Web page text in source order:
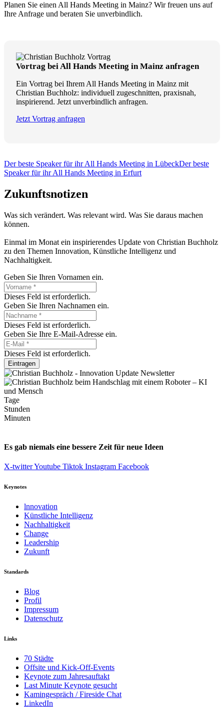
Planen Sie einen All Hands Meeting in Mainz? Wir freuen uns auf
Ihre Anfrage und beraten Sie unverbindlich.
Vortrag bei All Hands Meeting in Mainz anfragen
Ein Vortrag bei Ihrem All Hands Meeting in Mainz mit
Christian Buchholz: individuell zugeschnitten, praxisnah,
inspirierend. Jetzt unverbindlich anfragen.
Jetzt Vortrag anfragen
Der beste Speaker für ihr All Hands Meeting in LübeckDer beste
Speaker für ihr All Hands Meeting in Erfurt
Zukunftsnotizen
Was sich verändert. Was relevant wird. Was Sie daraus machen
können.
Einmal im Monat ein inspirierendes Update von Christian Buchholz
zu den Themen Innovation, Künstliche Intelligenz und
Nachhaltigkeit.
Geben Sie Ihren Vornamen ein.
Dieses Feld ist erforderlich.
Geben Sie Ihren Nachnamen ein.
Dieses Feld ist erforderlich.
Geben Sie Ihre E-Mail-Adresse ein.
Dieses Feld ist erforderlich.
Eintragen
Tage
Stunden
Minuten
Es gab niemals eine bessere Zeit für neue Ideen
X-twitterYoutube Tiktok Instagram Facebook
Keynotes
lnnovation
Künstliche Intelligenz
Nachhaltigkeit
Change
Leadership
Zukunft
Standards
Blog
Profil
Impressum
Datenschutz
Links
70 Städte
Offsite und Kick-Off-Events
Keynote zum Jahresauftakt
Last Minute Keynote gesucht
Kamingespräch / Fireside Chat
LinkedIn